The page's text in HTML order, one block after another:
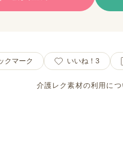
クマーク いいね！ 3
介護レク素材の利用につ